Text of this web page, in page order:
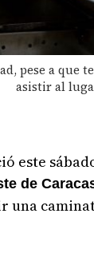
pese a que
asistir al
este
de